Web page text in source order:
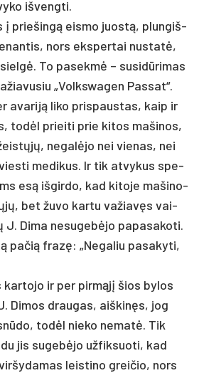
iš­veng­ti.
į prie­šingą eis­mo juostą, plun­giš­
nors eks­per­tai nu­statė,
To pa­sekmė – su­si­dūri­mas
„Volks­wa­gen Pas­sat“.
ava­riją li­ko pri­spaus­tas, kaip ir
todėl priei­ti prie ki­tos ma­ši­nos,
ne­galė­jo nei vie­nas, nei
me­di­kus. Ir tik at­vy­kus spe­
esą iš­gir­do, kad ki­to­je ma­ši­no­
bet žu­vo kar­tu va­žiavęs vai­
J. Di­ma ne­su­gebė­jo pa­pa­sa­ko­ti.
pa­čią frazę: „Ne­ga­liu pa­sa­ky­ti,
kar­to­jo ir per pirmąjį šios by­los
Di­mos drau­gas, aiš­kinęs, jog
todėl nie­ko ne­matė. Tik
jis su­gebė­jo už­fik­suo­ti, kad
leis­ti­no grei­čio, nors